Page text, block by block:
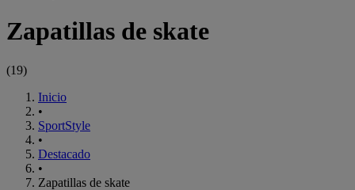
Zapatillas de skate
(19)
Inicio
•
SportStyle
•
Destacado
•
Zapatillas de skate